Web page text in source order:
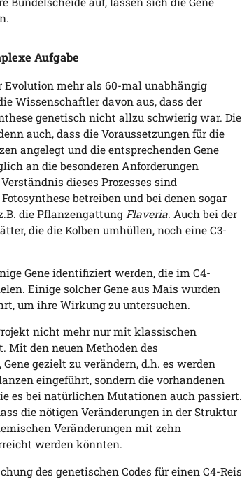
Aufgabe
Evolution mehr als 60-mal unabhängig
Wissenschaftler davon aus, dass der
genetisch nicht allzu schwierig war. Die
auch, dass die Voraussetzungen für die
angelegt und die entsprechenden Gene
an die besonderen Anforderungen
dieses Prozesses sind
betreiben und bei denen sogar
die Pflanzengattung Flaveria. Auch bei der
die die Kolben umhüllen, noch eine C3-
Gene identifiziert werden, die im C4-
Einige solcher Gene aus Mais wurden
um ihre Wirkung zu untersuchen.
nicht mehr nur mit klassischen
Mit den neuen Methoden des
gezielt zu verändern, d.h. es werden
eingeführt, sondern die vorhandenen
es bei natürlichen Mutationen auch passiert.
die nötigen Veränderungen in der Struktur
Veränderungen mit zehn
werden könnten.
des genetischen Codes für einen C4-Reis